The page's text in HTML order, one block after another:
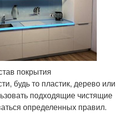
покрытия
будь то пластик, дерево или
подходящие чистящие
определенных правил.